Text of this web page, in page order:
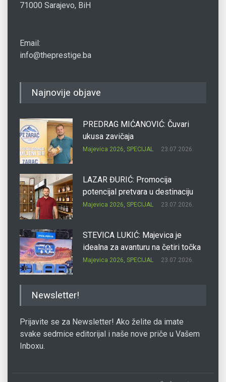
71000 Sarajevo, BiH
Email:
info@theprestige.ba
Najnovije objave
PREDRAG MIĆANOVIĆ: Čuvari
ukusa zavičaja
Majevica 2026, SPECIJAL 23.07.2026.
LAZAR ĐURIĆ: Promocija
potencijal pretvara u destinaciju
Majevica 2026, SPECIJAL 23.07.2026.
STEVICA LUKIĆ: Majevica je
idealna za avanturu na četiri točka
Majevica 2026, SPECIJAL 23.07.2026.
Newsletter!
Prijavite se za Newsletter! Ako želite da imate
svake sedmice editorijal i naše nove priče u Vašem
Inboxu.